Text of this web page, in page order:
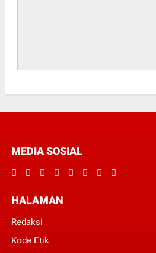
MEDIA SOSIAL
HALAMAN
Redaksi
Kode Etik